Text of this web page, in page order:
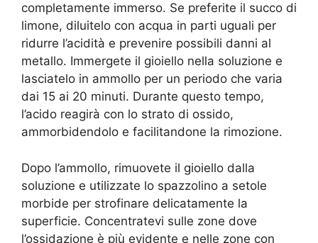
completamente immerso. Se preferite il succo di
limone, diluitelo con acqua in parti uguali per
ridurre l’acidità e prevenire possibili danni al
metallo. Immergete il gioiello nella soluzione e
lasciatelo in ammollo per un periodo che varia
dai 15 ai 20 minuti. Durante questo tempo,
l’acido reagirà con lo strato di ossido,
ammorbidendolo e facilitandone la rimozione.
Dopo l’ammollo, rimuovete il gioiello dalla
soluzione e utilizzate lo spazzolino a setole
morbide per strofinare delicatamente la
superficie. Concentratevi sulle zone dove
l’ossidazione è più evidente e nelle zone con